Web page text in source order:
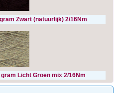
Zwart (natuurlijk) 2/16Nm
Licht Groen mix 2/16Nm